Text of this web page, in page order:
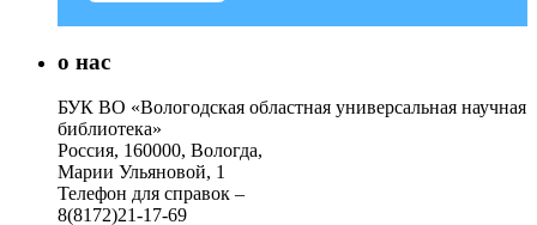
о нас
БУК ВО «Вологодская областная универсальная научная
библиотека»
Россия, 160000, Вологда,
Марии Ульяновой, 1
Телефон для справок –
8(8172)21-17-69